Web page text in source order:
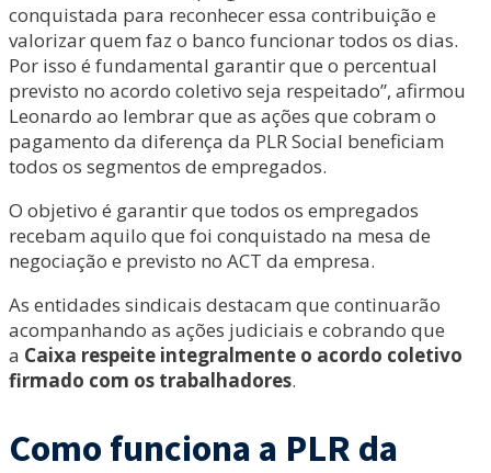
conquistada para reconhecer essa contribuição e
valorizar quem faz o banco funcionar todos os dias.
Por isso é fundamental garantir que o percentual
previsto no acordo coletivo seja respeitado”, afirmou
Leonardo ao lembrar que as ações que cobram o
pagamento da diferença da PLR Social beneficiam
todos os segmentos de empregados.
O objetivo é garantir que todos os empregados
recebam aquilo que foi conquistado na mesa de
negociação e previsto no ACT da empresa.
As entidades sindicais destacam que continuarão
acompanhando as ações judiciais e cobrando que
a Caixa respeite integralmente o acordo coletivo
firmado com os trabalhadores.
Como funciona a PLR da